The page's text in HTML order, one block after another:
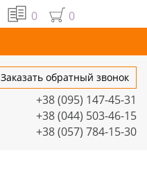
0 0
Заказать обратный звонок
+38 (095) 147-45-31
+38 (044) 503-46-15
+38 (057) 784-15-30